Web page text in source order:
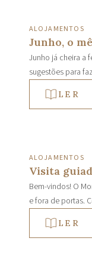
ALOJAMENTOS
Junho, o
Junho já cheira a
sugestões para
LER
ALOJAMENTOS
Visita
Bem-vindos! O
e fora de portas.
LER